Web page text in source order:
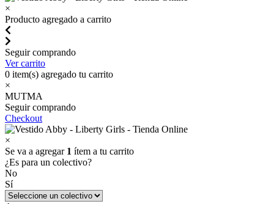
×
Producto agregado a carrito
Seguir comprando
Ver carrito
0 item(s) agregado tu carrito
×
MUTMA
Seguir comprando
Checkout
×
Se va a agregar 1 ítem a tu carrito
¿Es para un colectivo?
No
Sí